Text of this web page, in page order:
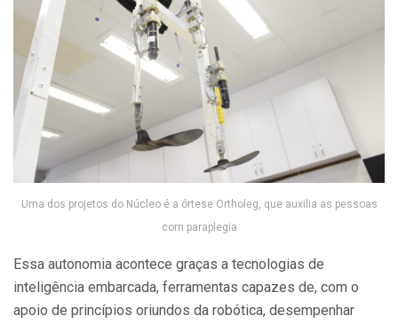
Uma dos projetos do Núcleo é a órtese Ortholeg, que auxilia as pessoas
com paraplegia
Essa autonomia acontece graças a tecnologias de
inteligência embarcada, ferramentas capazes de, com o
apoio de princípios oriundos da robótica, desempenhar